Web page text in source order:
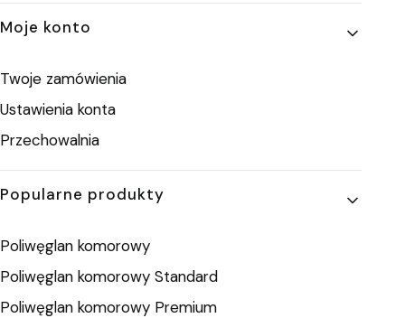
Moje konto
Twoje zamówienia
Ustawienia konta
Przechowalnia
Popularne produkty
Poliwęglan komorowy
Poliwęglan komorowy Standard
Poliwęglan komorowy Premium